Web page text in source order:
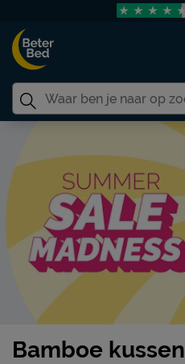
Bamboe kussen